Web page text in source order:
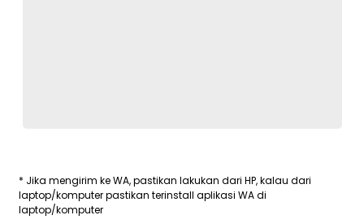
* Jika mengirim ke WA, pastikan lakukan dari HP, kalau dari
laptop/komputer pastikan terinstall aplikasi WA di
laptop/komputer